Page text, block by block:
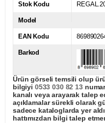
Stok Kodu
Model
EAN Kodu
Barkod
Ürün görseli temsili olup
bilgiyi 0533 030 82 13
kanalı veya arayarak talep
açıklamalar sürekli olarak
sadece kataloglarda yer
hattımızdan bilgi talep